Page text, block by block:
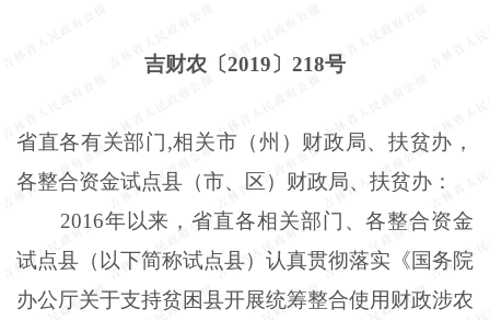
吉财农〔2019〕218号
省直各有关部门,相关市（州）财政局、扶贫办，
各整合资金试点县（市、区）财政局、扶贫办：
2016年以来，省直各相关部门、各整合资金
试点县（以下简称试点县）认真贯彻落实《国务院
办公厅关于支持贫困县开展统筹整合使用财政涉农